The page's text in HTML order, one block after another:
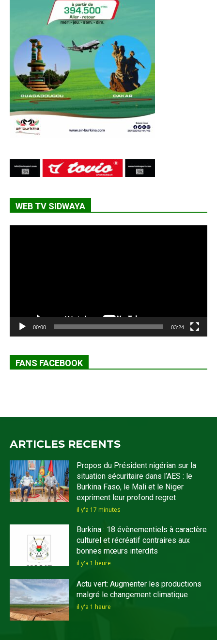
WEB TV SIDWAYA
00:00 03:24
FANS FACEBOOK
ARTICLES RECENTS
Propos du Président nigérian sur la
situation sécuritaire dans l’AES : le
Burkina Faso, le Mali et le Niger
expriment leur profond regret
il y'a 17 minutes
Burkina : 18 évènementiels à caractère
culturel et récréatif contraires aux
bonnes mœurs interdits
il y'a 1 heure
Actu vert: Augmenter les productions
malgré le changement climatique
il y'a 1 heure